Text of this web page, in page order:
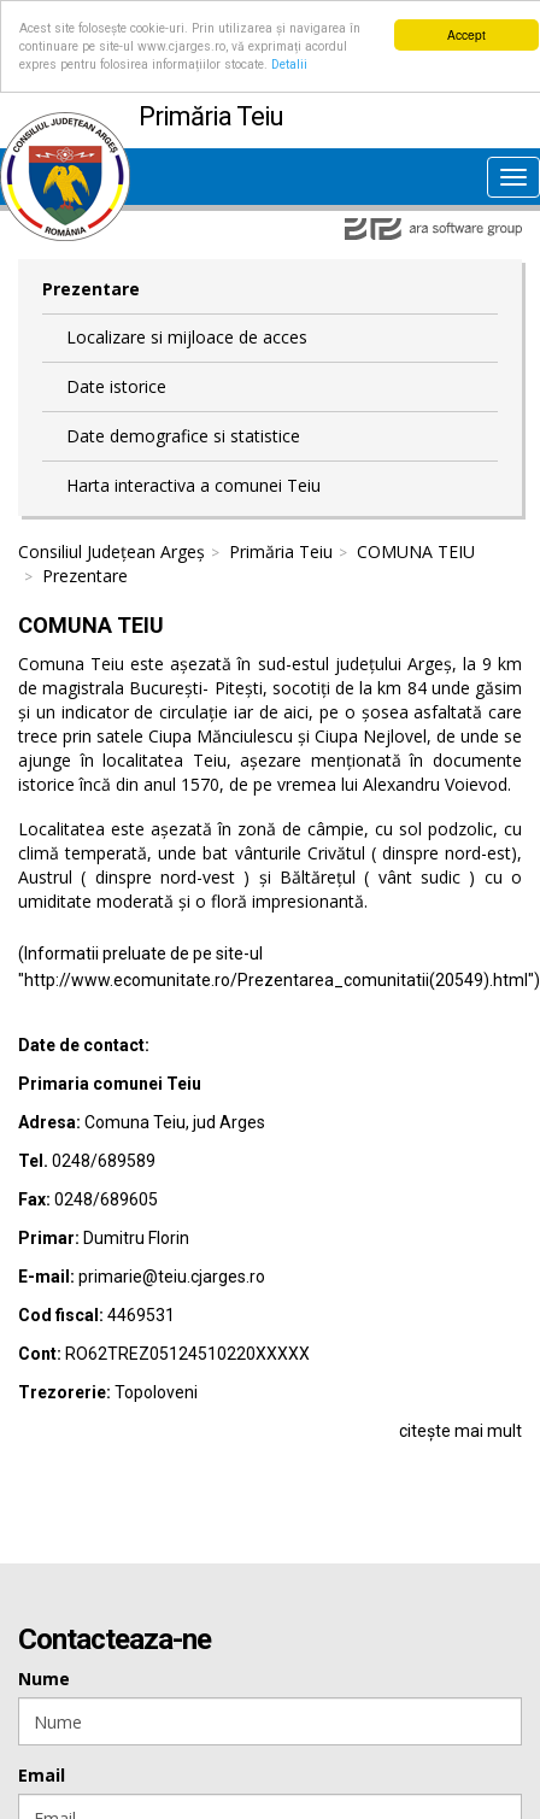
Accept
Acest site folosește cookie-uri. Prin utilizarea și navigarea în
continuare pe site-ul www.cjarges.ro, vă exprimați acordul
expres pentru folosirea informațiilor stocate.
Detalii
Primăria Teiu
Prezentare
Localizare si mijloace de acces
Date istorice
Date demografice si statistice
Harta interactiva a comunei Teiu
Consiliul Județean Argeș Primăria Teiu
COMUNA TEIU
Prezentare
COMUNA TEIU
Comuna Teiu este așezată în sud-estul județului Argeș, la 9 km
de magistrala București- Pitești, socotiți de la km 84 unde găsim
și un indicator de circulație iar de aici, pe o șosea asfaltată care
trece prin satele Ciupa Mănciulescu și Ciupa Nejlovel, de unde se
ajunge în localitatea Teiu, așezare menționată în documente
istorice încă din anul 1570, de pe vremea lui Alexandru Voievod.
Localitatea este așezată în zonă de câmpie, cu sol podzolic, cu
climă temperată, unde bat vânturile Crivătul ( dinspre nord-est),
Austrul ( dinspre nord-vest ) și Băltărețul ( vânt sudic ) cu o
umiditate moderată și o floră impresionantă.
(Informatii preluate de pe site-ul
"http://www.ecomunitate.ro/Prezentarea_comunitatii(20549).html")
Date de contact:
Primaria comunei Teiu
Adresa: Comuna Teiu, jud Arges
Tel. 0248/689589
Fax: 0248/689605
Primar: Dumitru Florin
E-mail: primarie@teiu.cjarges.ro
Cod fiscal: 4469531
Cont: RO62TREZ05124510220XXXXX
Trezorerie: Topoloveni
citește mai mult
Contacteaza-ne
Nume
Email